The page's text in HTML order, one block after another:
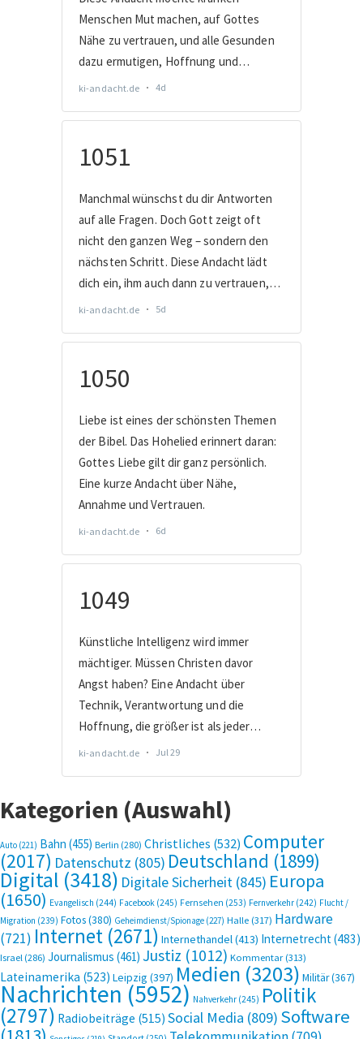
Kategorien (Auswahl)
Auto (221) Bahn (455) Berlin (280) Christliches (532) Computer
(2017) Datenschutz (805) Deutschland (1899)
Digital (3418) Digitale Sicherheit (845) Europa
(1650) Evangelisch (244) Facebook (245) Fernsehen (253) Fernverkehr (242) Flucht /
Migration (239) Fotos(380) Geheimdienst/Spionage (227) Halle(317) Hardware
(721) Internet (2671) Internethandel(413) Internetrecht(483)
Israel (286) Journalismus (461) Justiz (1012) Kommentar(313)
Lateinamerika (523) Leipzig (397) Medien (3203) Militär(367)
Nachrichten(5952) Nahverkehr (245) Politik
(2797) Radiobeiträge (515) Social Media (809) Software